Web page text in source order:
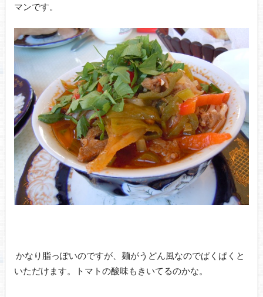
マンです。
かなり脂っぽいのですが、麺がうどん風なのでぱくぱくと
いただけます。トマトの酸味もきいてるのかな。